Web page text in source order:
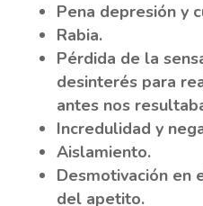
Pena depresión y
Rabia.
Pérdida de la
desinterés para
antes nos
Incredulidad y
Aislamiento.
Desmotivación en
del apetito.